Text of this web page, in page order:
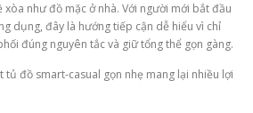
như đồ mặc ở nhà. Với người mới bắt đầu
dụng, đây là hướng tiếp cận dễ hiểu vì chỉ
đúng nguyên tắc và giữ tổng thể gọn gàng.
đồ smart-casual gọn nhẹ mang lại nhiều lợi